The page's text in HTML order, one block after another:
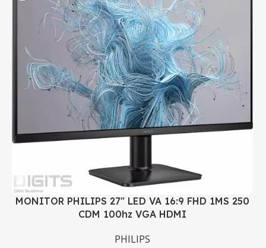
MONITOR PHILIPS 27" LED VA 16:9 FHD 1MS 250
CDM 100hz VGA HDMI
PHILIPS